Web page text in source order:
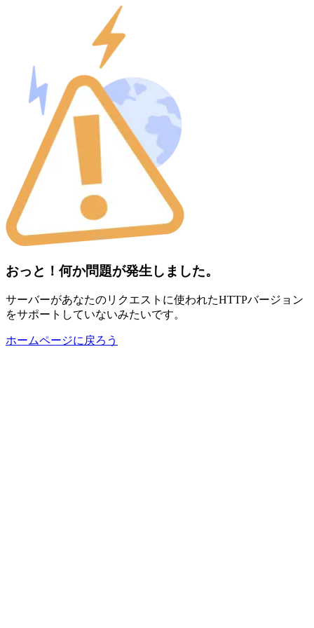
おっと！何か問題が発生しました。
サーバーがあなたのリクエストに使われたHTTPバージョン
をサポートしていないみたいです。
ホームページに戻ろう